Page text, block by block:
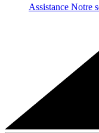
Assistance Notre